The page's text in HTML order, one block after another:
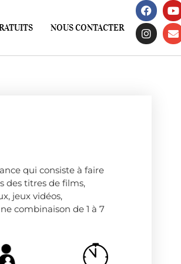
NOUS CONTACTER
qui consiste à faire
des titres de films,
jeux vidéos,
combinaison de 1 à 7